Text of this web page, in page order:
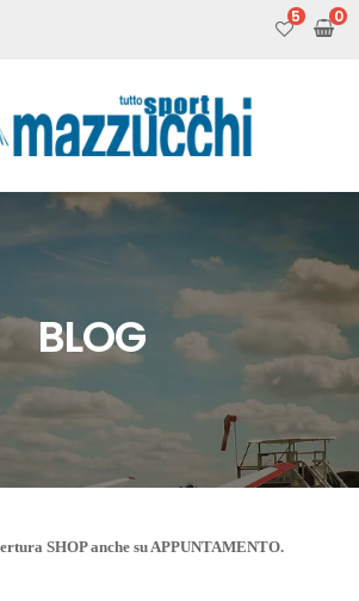
5
BLOG
SHOP anche su APPUNTAMENTO.